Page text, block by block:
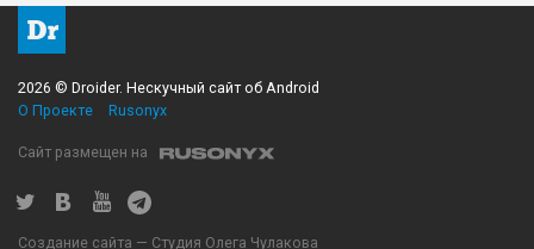
2026 © Droider. Нескучный сайт об Android
О Проекте
Rusonyx
Сайт размещен на
Создание сайта — Студия Олега Чулакова